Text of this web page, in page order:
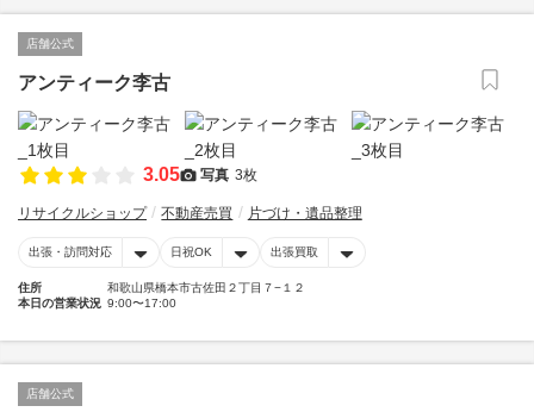
店舗公式
アンティーク李古
3.05 写真 3枚
リサイクルショップ 不動産売買 片づけ・遺品整理
出張・訪問対応 日祝OK 出張買取
住所
和歌山県橋本市古佐田２丁目７−１２
本日の営業状況 9:00〜17:00
店舗公式